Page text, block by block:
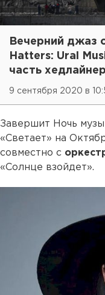
Вечерний джаз
Hatters: Ural
часть
9 сентября 2020 в
Завершит Ночь
«Светает» на
совместно с
«Солнце взойдет».